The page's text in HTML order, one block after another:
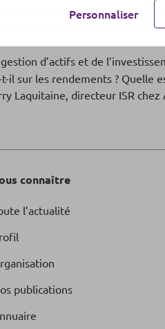
gestion d’actifs : « Les
devenu consomm’acteur et
d’actifs et de
il sur les rendements ? Quelle
Laquitaine, directeur ISR
connaître
l’actualité
publications
Personnaliser